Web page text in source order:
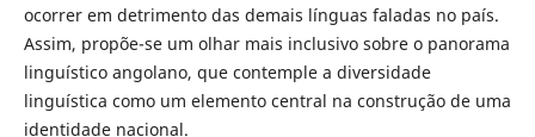
ocorrer em detrimento das demais línguas faladas no país.
Assim, propõe-se um olhar mais inclusivo sobre o panorama
linguístico angolano, que contemple a diversidade
linguística como um elemento central na construção de uma
identidade nacional.